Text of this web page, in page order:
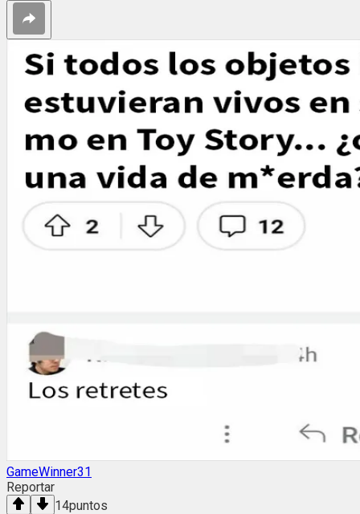
GameWinner31
Reportar
14puntos